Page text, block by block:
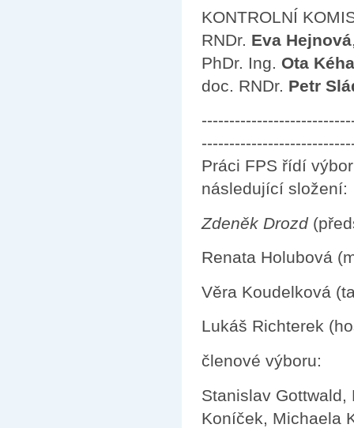
KONTROLNÍ
RNDr. Eva Hejnová
PhDr. Ing. Ota
doc. RNDr. Petr
Práci FPS řídí
následující složení:
Zdeněk Drozd
Renata Holubová
Věra Koudelková
Lukáš Richterek
členové výboru:
Stanislav Gottwald,
Koníček, Michaela